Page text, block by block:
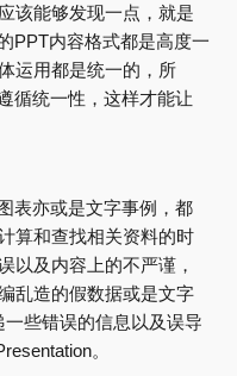
该能够发现一点，就是
PPT内容格式都是高度一
运用都是统一的，所
循统一性，这样才能让
表亦或是文字事例，都
算和查找相关资料的时
以及内容上的不严谨，
乱造的假数据或是文字
些错误的信息以及误导
。